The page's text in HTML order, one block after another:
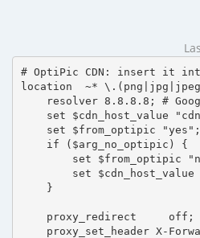
# OptiPic CDN: insert it
location  ~*
resolver 8.8.8.8; #
set $cdn_host_value
set $from_optipic
    if ($arg_no_optipic) {
set $from_optipic
set $cdn_host_value
    }
    proxy_redirect     off;
proxy_set_header X-